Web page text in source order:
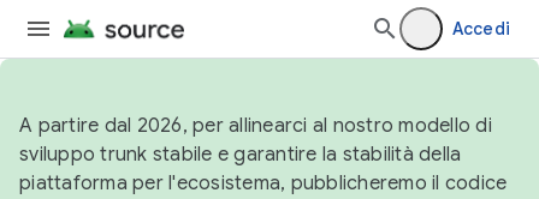
Accedi
A partire dal 2026, per allinearci al nostro modello di
sviluppo trunk stabile e garantire la stabilità della
piattaforma per l'ecosistema, pubblicheremo il codice